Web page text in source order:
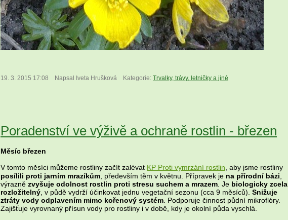
19. 3. 2015 17:08 Napsal Iveta Hrušková Kategorie: Trvalky, trávy, letničky a jiné
Poradenství ve výživě a ochraně rostlin - březen
Měsíc březen
V tomto měsíci můžeme rostliny začít zalévat KP Proti vymrzání rostlin , aby jsme rostliny
posílili proti jarním mrazíkům , především těm v květnu. Přípravek je na přírodní bázi
výrazně zvyšuje odolnost rostlin proti stresu suchem a mrazem . Je biologicky zcela
rozložitelný , v půdě vydrží účinkovat jednu vegetační sezonu (cca 9 měsíců). Snižuje
ztráty vody odplavením mimo kořenový systém . Podporuje činnost půdní mikroflóry.
Zajišťuje vyrovnaný přísun vody pro rostliny i v době, kdy je okolní půda vyschlá.